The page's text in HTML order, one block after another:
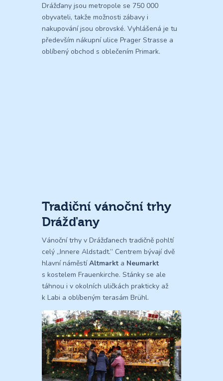
Drážďany jsou metropole se 750 000
obyvateli, takže možnosti zábavy i
nakupování jsou obrovské. Vyhlášená je tu
především nákupní ulice Prager Strasse a
oblíbený obchod s oblečením Primark.
Tradiční vánoční trhy
Drážďany
Vánoční trhy v Drážďanech tradičně pohltí
celý „Innere Aldstadt.” Centrem bývají dvě
hlavní náměstíAltmarkt a Neumarkt
s kostelem Frauenkirche. Stánky se ale
táhnou i v okolních uličkách prakticky až
k Labi a oblíbeným terasám Brühl.